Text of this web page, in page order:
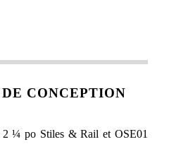
CONCEPTION
2 ¼ po Stiles & Rail et OSE01